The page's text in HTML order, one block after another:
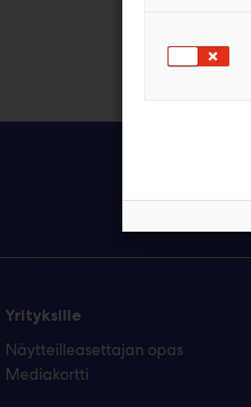
Yrityksille
Näytteilleasettajan opas
Mediakortti